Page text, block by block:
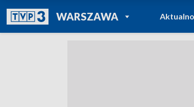
WARSZAWAPOWRÓT DO
TVP REGIONY